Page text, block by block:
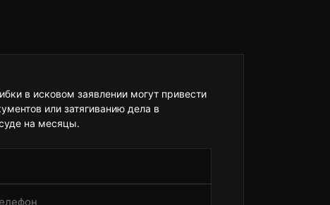
в исковом заявлении могут привести
или затягиванию дела в
на месяцы.